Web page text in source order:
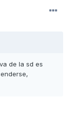
de la sd es